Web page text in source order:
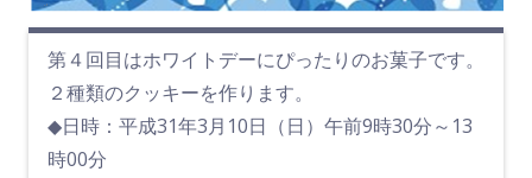
第４回目はホワイトデーにぴったりのお菓子です。
２種類のクッキーを作ります。
◆日時：平成31年3月10日（日）午前9時30分～13
時00分